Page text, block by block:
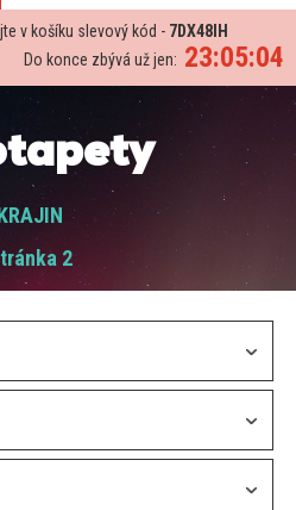
v košíku slevový kód - 7DX48IH
23:05:03
Do konce zbývá už jen:
2